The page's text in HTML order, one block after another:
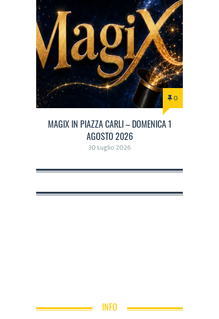
0
MAGIX IN PIAZZA CARLI – DOMENICA 1
AGOSTO 2026
30 Luglio 2026
INFO